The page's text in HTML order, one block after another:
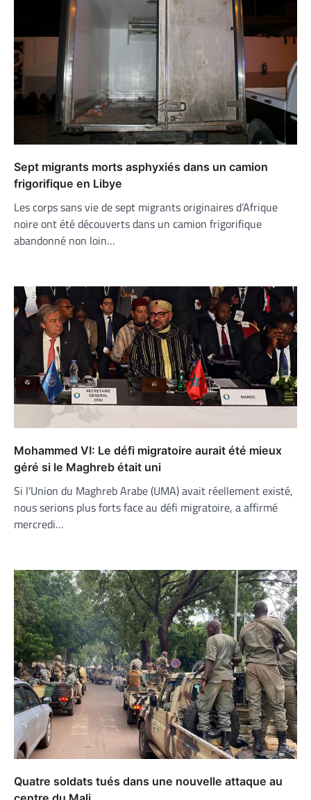
Sept migrants morts asphyxiés dans un camion
frigorifique en Libye
Les corps sans vie de sept migrants originaires d’Afrique
noire ont été découverts dans un camion frigorifique
abandonné non loin…
Mohammed VI: Le défi migratoire aurait été mieux
géré si le Maghreb était uni
Si l’Union du Maghreb Arabe (UMA) avait réellement existé,
nous serions plus forts face au défi migratoire, a affirmé
mercredi…
Quatre soldats tués dans une nouvelle attaque au